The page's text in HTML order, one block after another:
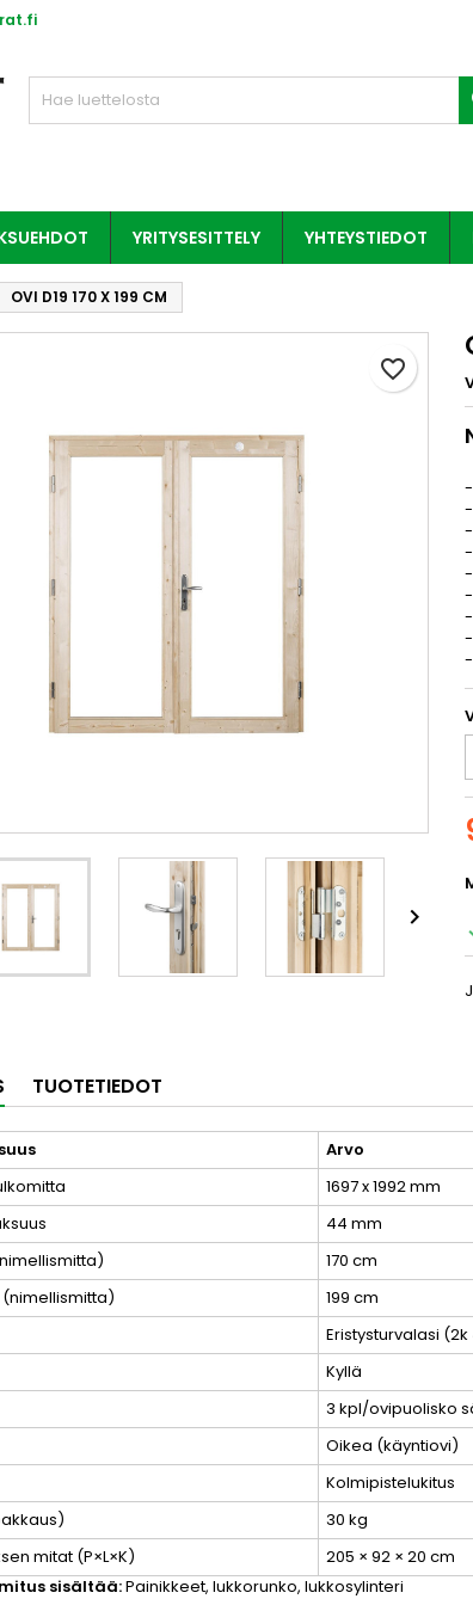
YRITYSESITTELY YHTEYSTIEDOT
OVI D19 170 X 199 CM
favorite_border

TUOTETIEDOT
Arvo
1697 x 1992 mm
44 mm
170 cm
199 cm
Eristysturvalasi
Kyllä
3 kpl/ovipuolisko
Oikea (käyntiovi)
Kolmipistelukitus
30 kg
mitat (P×L×K)
205 × 92 × 20 cm
sisältää:Painikkeet, lukkorunko, lukkosylinteri